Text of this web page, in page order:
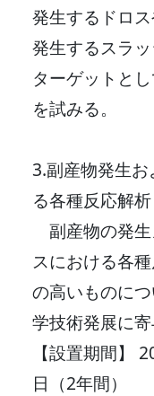
発生するドロ
発生するスラ
ターゲットと
を試みる。
3.副産物発生
る各種反応解析
副産物の発生
スにおける各
の高いものに
学技術発展に寄
【設置期間】
日（2年間）